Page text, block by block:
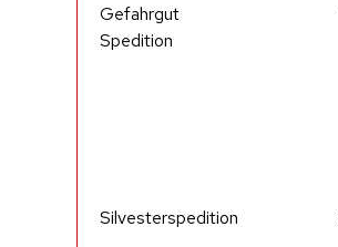
Gefahrgut
Spedition
Silvesterspedition